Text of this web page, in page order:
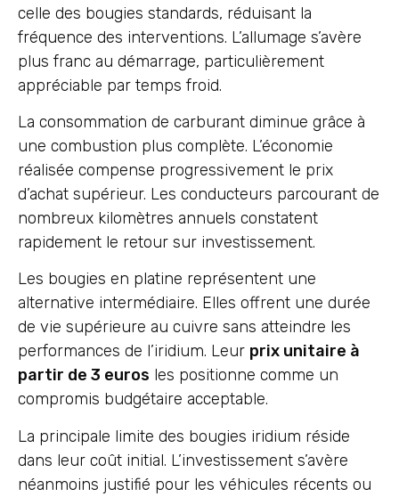
celle des bougies standards, réduisant la
fréquence des interventions. L’allumage s’avère
plus franc au démarrage, particulièrement
appréciable par temps froid.
La consommation de carburant diminue grâce à
une combustion plus complète. L’économie
réalisée compense progressivement le prix
d’achat supérieur. Les conducteurs parcourant de
nombreux kilomètres annuels constatent
rapidement le retour sur investissement.
Les bougies en platine représentent une
alternative intermédiaire. Elles offrent une durée
de vie supérieure au cuivre sans atteindre les
performances de l’iridium. Leur prix unitaire à
partir de 3 euros les positionne comme un
compromis budgétaire acceptable.
La principale limite des bougies iridium réside
dans leur coût initial. L’investissement s’avère
néanmoins justifié pour les véhicules récents ou